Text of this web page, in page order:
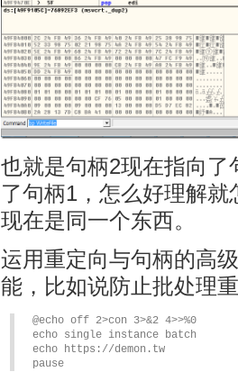
也就是句柄2现在指向
了句柄1，怎么好理解
现在是同一个东西。
运用重定向与句柄的高
能，比如说防止批处理
@echo off 2>con 3>&2 4>>%0
echo single instance batch
echo https://demon.tw
pause